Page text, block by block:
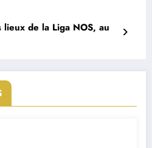
lieux de la Liga NOS, au